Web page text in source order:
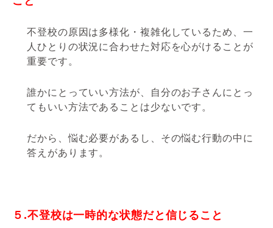
不登校の原因は多様化・複雑化しているため、一
人ひとりの状況に合わせた対応を心がけることが
重要です。
誰かにとっていい方法が、自分のお子さんにとっ
てもいい方法であることは少ないです。
だから、悩む必要があるし、その悩む行動の中に
答えがあります。
５.不登校は一時的な状態だと信じること